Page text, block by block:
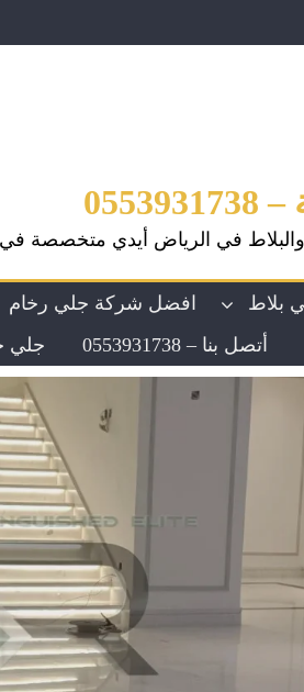
في الرياض أيدي متخصصة في
افضل شركة جلي رخام
بلاط
جلي أتصل بنا – 0553931738